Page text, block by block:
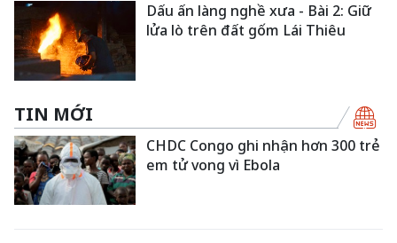
Dấu ấn làng nghề xưa - Bài 2: Giữ
lửa lò trên đất gốm Lái Thiêu
TIN MỚI
CHDC Congo ghi nhận hơn 300 trẻ
em tử vong vì Ebola